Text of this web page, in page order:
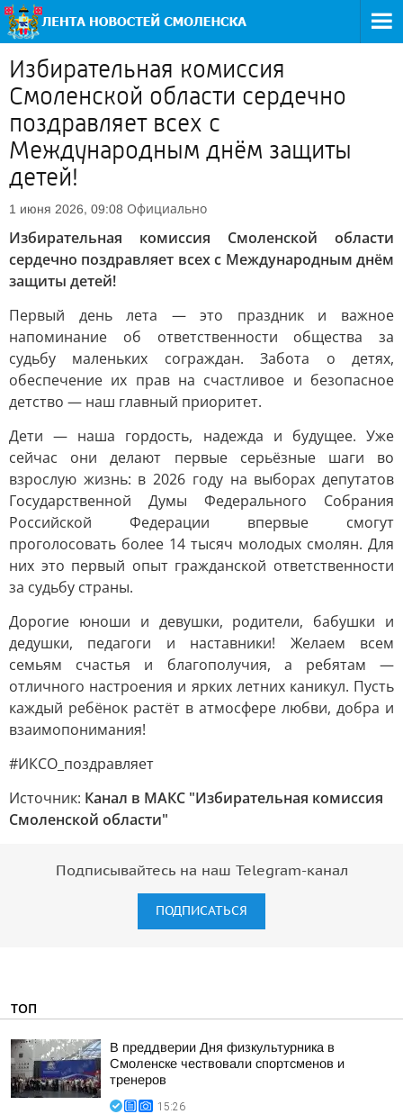
Избирательная комиссия
Смоленской области сердечно
поздравляет всех с
Международным днём защиты
детей!
1 июня 2026, 09:08 Официально
Избирательная комиссия Смоленской области
сердечно поздравляет всех с Международным днём
защиты детей!
Первый день лета — это праздник и важное
напоминание об ответственности общества за
судьбу маленьких сограждан. Забота о детях,
обеспечение их прав на счастливое и безопасное
детство — наш главный приоритет.
Дети — наша гордость, надежда и будущее. Уже
сейчас они делают первые серьёзные шаги во
взрослую жизнь: в 2026 году на выборах депутатов
Государственной Думы Федерального Собрания
Российской Федерации впервые смогут
проголосовать более 14 тысяч молодых смолян. Для
них это первый опыт гражданской ответственности
за судьбу страны.
Дорогие юноши и девушки, родители, бабушки и
дедушки, педагоги и наставники! Желаем всем
семьям счастья и благополучия, а ребятам —
отличного настроения и ярких летних каникул. Пусть
каждый ребёнок растёт в атмосфере любви, добра и
взаимопонимания!
#ИКСО_поздравляет
Источник: Канал в МАКС "Избирательная комиссия
Смоленской области"
Подписывайтесь на наш Telegram-канал
ПОДПИСАТЬСЯ
ТОП
В преддверии Дня физкультурника в
Смоленске чествовали спортсменов и
тренеров
15:26